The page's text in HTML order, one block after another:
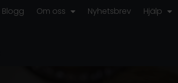
Blogg Om oss Nyhetsbrev Hjälp